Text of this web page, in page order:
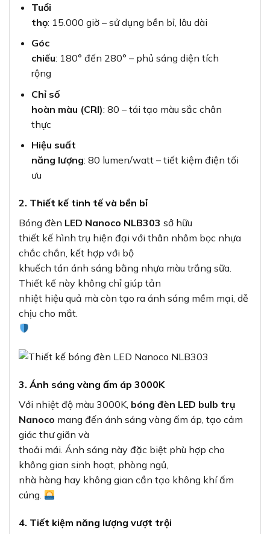
Tuổi
thọ: 15.000 giờ – sử dụng bền bỉ, lâu dài
Góc
chiếu: 180° đến 280° – phủ sáng diện tích
rộng
Chỉ số
hoàn màu (CRI): 80 – tái tạo màu sắc chân
thực
Hiệu suất
năng lượng: 80 lumen/watt – tiết kiệm điện tối
ưu
2. Thiết kế tinh tế và bền bỉ
Bóng đèn LED Nanoco NLB303 sở hữu
thiết kế hình trụ hiện đại với thân nhôm bọc nhựa
chắc chắn, kết hợp với bộ
khuếch tán ánh sáng bằng nhựa màu trắng sữa.
Thiết kế này không chỉ giúp tản
nhiệt hiệu quả mà còn tạo ra ánh sáng mềm mại, dễ
chịu cho mắt.
3. Ánh sáng vàng ấm áp 3000K
Với nhiệt độ màu 3000K, bóng đèn LED bulb trụ
Nanoco mang đến ánh sáng vàng ấm áp, tạo cảm
giác thư giãn và
thoải mái. Ánh sáng này đặc biệt phù hợp cho
không gian sinh hoạt, phòng ngủ,
nhà hàng hay không gian cần tạo không khí ấm
cúng.
4. Tiết kiệm năng lượng vượt trội